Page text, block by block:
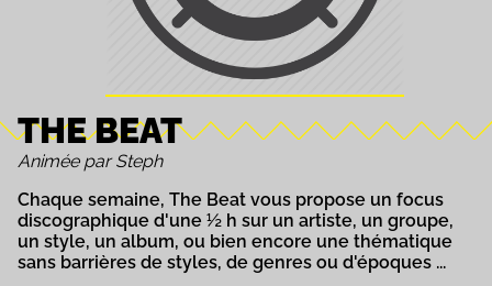
THE BEAT
Animée par Steph
Chaque semaine, The Beat vous propose un focus
discographique d'une ½ h sur un artiste, un groupe,
un style, un album, ou bien encore une thématique
sans barrières de styles, de genres ou d'époques ...